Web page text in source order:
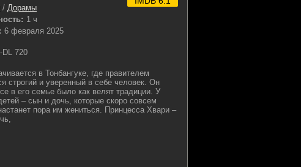
/ Дорамы
1 ч
6 февраля 2025
DL 720
в Тонбангуке, где правителем
строгий и уверенный в себе человек. Он
в его семье было как велят традиции. У
– сын и дочь, которые скоро совсем
пора им жениться. Принцесса Хвари –